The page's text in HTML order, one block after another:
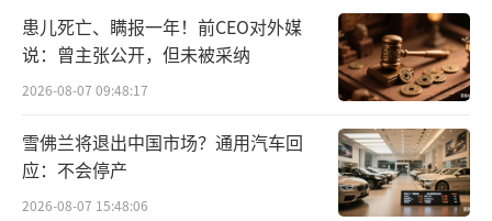
患儿死亡、瞒报一年！前CEO对外媒
说：曾主张公开，但未被采纳
2026-08-07 09:48:17
雪佛兰将退出中国市场？通用汽车回
应：不会停产
2026-08-07 15:48:06